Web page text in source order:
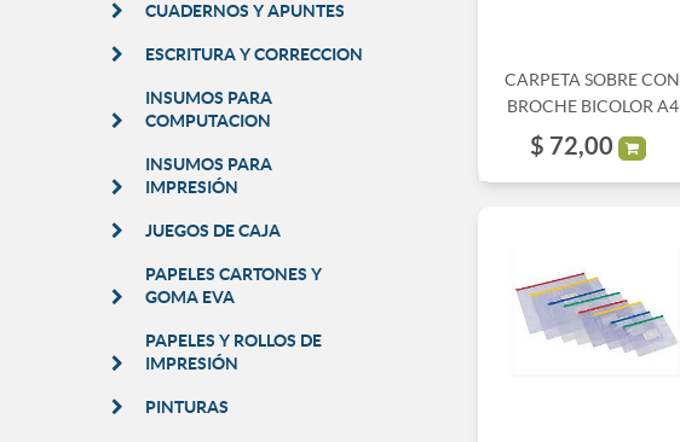
CUADERNOS Y APUNTES
ESCRITURA Y CORRECCION
INSUMOS PARA
COMPUTACION
INSUMOS PARA
IMPRESIÓN
JUEGOS DE CAJA
PAPELES CARTONES Y
GOMA EVA
PAPELES Y ROLLOS DE
IMPRESIÓN
PINTURAS
CARPETA SOBRE CON
BROCHE BICOLOR A4
$ 72,00